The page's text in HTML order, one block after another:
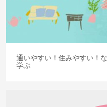
通いやすい！住みやすい！
学ぶ